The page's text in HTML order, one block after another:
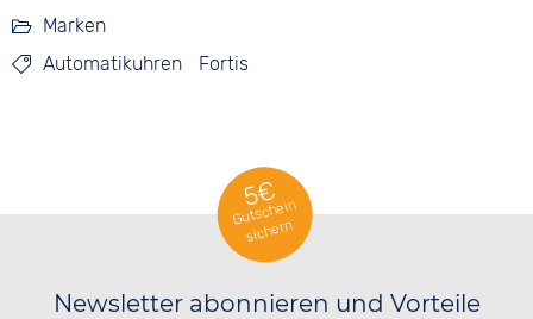
Marken
Automatikuhren
Fortis
5€
Gutschein
sichern
Newsletter abonnieren und Vorteile